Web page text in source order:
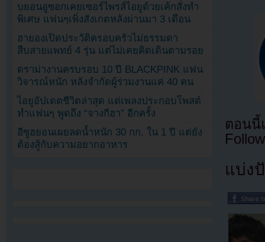
ตอนนี้
แบ่ง
บยอนอูซอกเคยเซอร์ไพรส์ไอยูด้วยเค้กสั่งทำ
พิเศษ แฟนๆเพิ่งสังเกตหลังผ่านมา 3 เดือน
ฮายองเปิดประวัติครอบครัวไม่ธรรมดา
สืบสายแพทย์ 4 รุ่น แต่ไม่เคยคิดเดินตามรอย
ดราม่างานครบรอบ 10 ปี BLACKPINK แฟน
วิจารณ์หนัก หลังจำกัดผู้ร่วมงานแค่ 40 คน
ไอยูอัปเดตชีวิตล่าสุด แต่เพลงประกอบโพสต์
ทำแฟนๆ พูดถึง “จางกีฮา” อีกครั้ง
อีซูฮยอนเผยลดน้ำหนัก 30 กก. ใน 1 ปี แต่ยัง
ต้องสู้กับความอยากอาหาร